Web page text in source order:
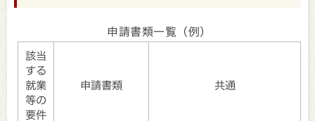
申請書類一覧（例）
該当
する
就業
等の
要件
申請書類 共通